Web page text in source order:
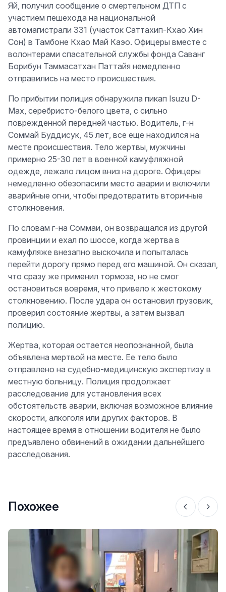
Яй, получил сообщение о смертельном ДТП с
участием пешехода на национальной
автомагистрали 331 (участок Саттахип-Кхао Хин
Сон) в Тамбоне Кхао Май Каэо. Офицеры вместе с
волонтерами спасательной службы фонда Саванг
Борибун Таммасатхан Паттайя немедленно
отправились на место происшествия.
По прибытии полиция обнаружила пикап Isuzu D-
Max, серебристо-белого цвета, с сильно
поврежденной передней частью. Водитель, г-н
Соммай Буддисук, 45 лет, все еще находился на
месте происшествия. Тело жертвы, мужчины
примерно 25-30 лет в военной камуфляжной
одежде, лежало лицом вниз на дороге. Офицеры
немедленно обезопасили место аварии и включили
аварийные огни, чтобы предотвратить вторичные
столкновения.
По словам г-на Соммаи, он возвращался из другой
провинции и ехал по шоссе, когда жертва в
камуфляже внезапно выскочила и попыталась
перейти дорогу прямо перед его машиной. Он сказал,
что сразу же применил тормоза, но не смог
остановиться вовремя, что привело к жестокому
столкновению. После удара он остановил грузовик,
проверил состояние жертвы, а затем вызвал
полицию.
Жертва, которая остается неопознанной, была
объявлена мертвой на месте. Ее тело было
отправлено на судебно-медицинскую экспертизу в
местную больницу. Полиция продолжает
расследование для установления всех
обстоятельств аварии, включая возможное влияние
скорости, алкоголя или других факторов. В
настоящее время в отношении водителя не было
предъявлено обвинений в ожидании дальнейшего
расследования.
Похожее